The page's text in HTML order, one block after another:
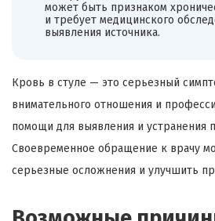
может быть признаком
и требует медицинского
выявления источника.
Кровь в стуле — это серьезный
внимательного отношения и
помощи для выявления и устранения
Своевременное обращение к врачу
серьезные осложнения и улучшить